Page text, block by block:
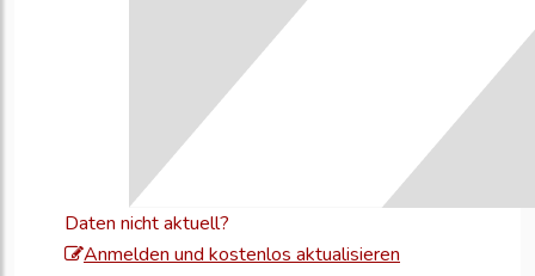
Daten nicht aktuell?
Anmelden und kostenlos aktualisieren